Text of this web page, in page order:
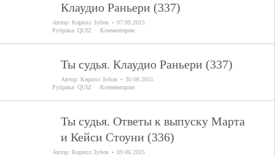
Клаудио Раньери (337)
Автор: Кирилл Зубов
07.09.2015
Рубрика: QUIZ Комментарии
Ты судья. Клаудио Раньери (337)
Автор: Кирилл Зубов
30.08.2015
Рубрика: QUIZ Комментарии
Ты судья. Ответы к выпуску Марта
и Кейси Стоуни (336)
Автор: Кирилл Зубов
09.06.2015